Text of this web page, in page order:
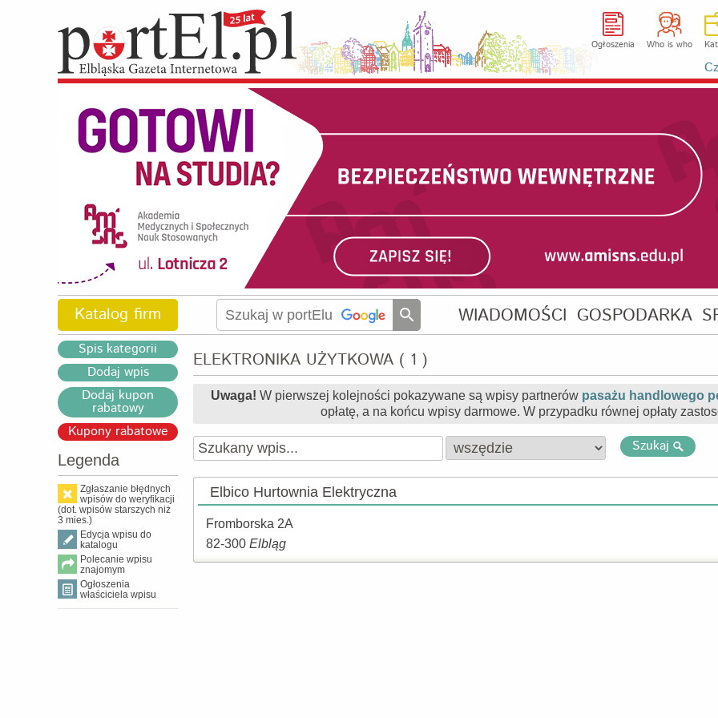
Ogłoszenia Who is who
Katalog firm WIADOMOŚCI GOSPODARKA
Spis kategorii
Dodaj wpis
Dodaj kupon
rabatowy
Kupony rabatowe
Legenda
Zgłaszanie błędnych
wpisów do weryfikacji
(dot. wpisów starszych niż
3 mies.)
Edycja wpisu do
katalogu
Polecanie wpisu
znajomym
Ogłoszenia
właściciela wpisu
ELEKTRONIKA UŻYTKOWA ( 1 )
Uwaga! W pierwszej kolejności pokazywane są wpisy partnerów pasażu handlowego
opłatę, a na końcu wpisy darmowe. W przypadku równej opłaty
Szukaj
Elbico Hurtownia Elektryczna
Fromborska 2A
82-300 Elbląg